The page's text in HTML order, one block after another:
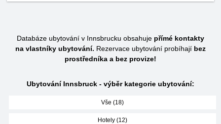
Databáze ubytování v Innsbrucku obsahuje přímé kontakty
na vlastníky ubytování. Rezervace ubytování probíhají bez
prostředníka a bez provize!
Ubytování Innsbruck - výběr kategorie ubytování:
Vše (18)
Hotely (12)